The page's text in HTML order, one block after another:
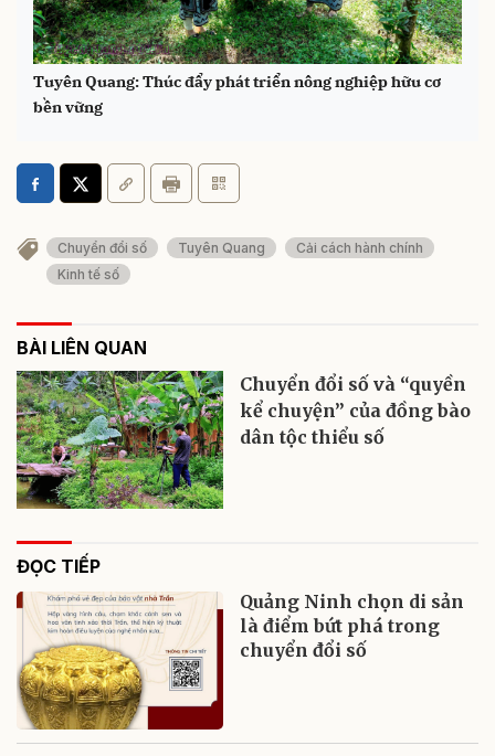
Tuyên Quang: Thúc đẩy phát triển nông nghiệp hữu cơ
bền vững
Chuyển đổi số Tuyên Quang
Cải cách hành chính
Kinh tế số
BÀI LIÊN QUAN
Chuyển đổi số và “quyền
kể chuyện” của đồng bào
dân tộc thiểu số
ĐỌC TIẾP
Quảng Ninh chọn di sản
là điểm bứt phá trong
chuyển đổi số